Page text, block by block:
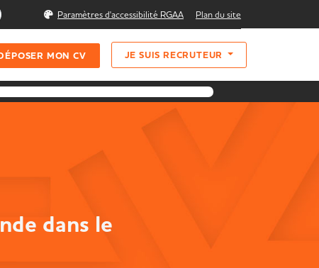
Rechercher Paramètres d'accessibilité RGAA Plan du site
MON CV JE SUIS RECRUTEUR
dans le